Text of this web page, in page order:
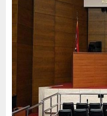
tutuklandı. 140’ı
uygulandı.
Bakanlık yaptığı
süreceğini vurguladı: